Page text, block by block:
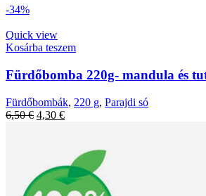
-34%
Quick view
Kosárba teszem
Fürdőbomba 220g- mandula és
Fürdőbombák, 220 g, Parajdi só
6,50€ Original
4,30 €Current
4,30 €.